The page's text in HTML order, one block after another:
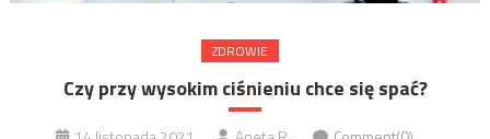
ZDROWIE
Czy przy wysokim ciśnieniu chce się spać?